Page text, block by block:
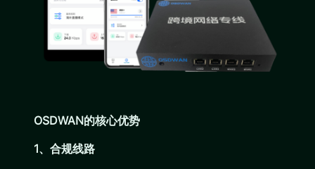
OSDWAN的核心优势
1、合规线路